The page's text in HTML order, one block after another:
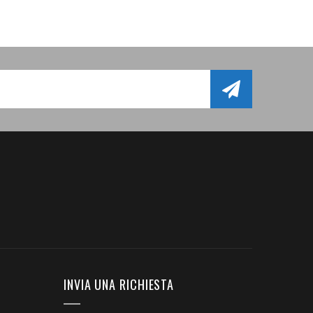
INVIA UNA RICHIESTA